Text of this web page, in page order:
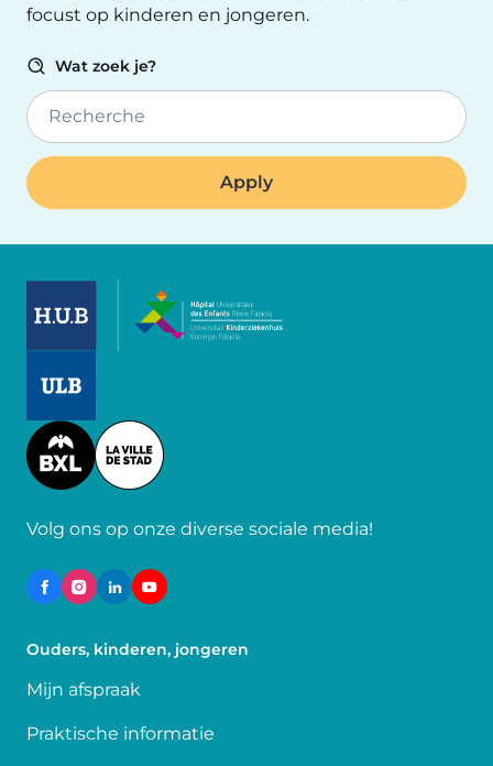
focust op kinderen en jongeren.
Wat zoek je?
Recherche
Image
Volg ons op onze diverse sociale media!
Ouders, kinderen, jongeren
Mijn afspraak
Praktische informatie